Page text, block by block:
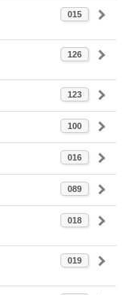
015
126
123
100
016
089
018
019